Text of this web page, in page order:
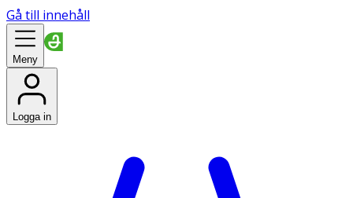
Gå till innehåll
Meny
Logga in